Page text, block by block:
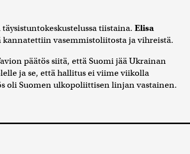
tiistaina. Elisa
kannatettiin vasemmistoliitosta ja vihreistä.
päätös siitä, että Suomi jää Ukrainan
ja se, että hallitus ei viime viikolla
oli Suomen ulkopoliittisen linjan vastainen.